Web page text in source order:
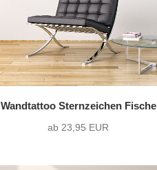
Wandtattoo Sternzeichen Fische
ab 23,95 EUR